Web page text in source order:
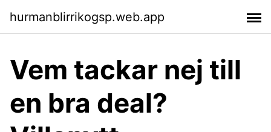
hurmanblirrikogsp.web.app
Vem tackar nej till
en bra deal?